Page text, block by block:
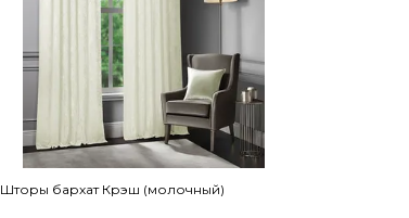
Шторы бархат Крэш (молочный)